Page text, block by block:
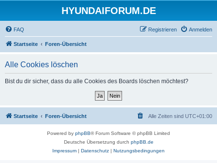
HYUNDAIFORUM.DE
FAQ Anmelden
Registrieren
Startseite Foren-Übersicht
Alle Cookies löschen
Bist du dir sicher, dass du alle Cookies des Boards löschen möchtest?
Startseite Foren-Übersicht Alle Zeiten sind UTC+01:00
Powered by phpBB® Forum Software © phpBB Limited
Deutsche Übersetzung durch phpBB.de
Impressum | Datenschutz | Nutzungsbedingungen